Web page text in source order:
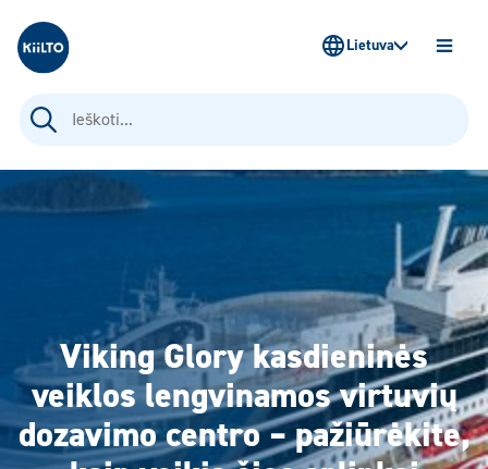
Kiilto Lietuva
Ieškoti:
Lietuva
Viking Glory kasdieninės
veiklos lengvinamos virtuvių
dozavimo centro – pažiūrėkite,